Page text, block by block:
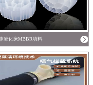
流化床MBBR填料